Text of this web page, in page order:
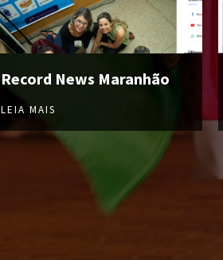
Record News Maranhão
LEIA MAIS